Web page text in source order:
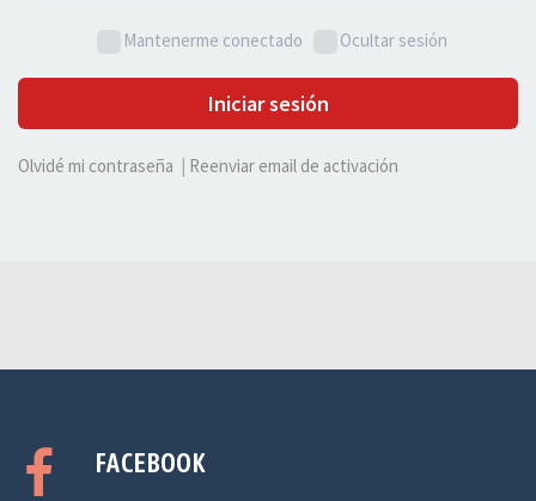
Mantenerme conectado Ocultar sesión
Iniciar sesión
Olvidé mi contraseña Reenviar email de activación
FACEBOOK